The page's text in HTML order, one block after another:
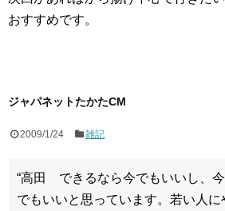
おすすめです。
ジャパネットたかたCM
2009/1/24 雑記
“高田 できるなら今でもいいし、
でもいいと思っています。若い人